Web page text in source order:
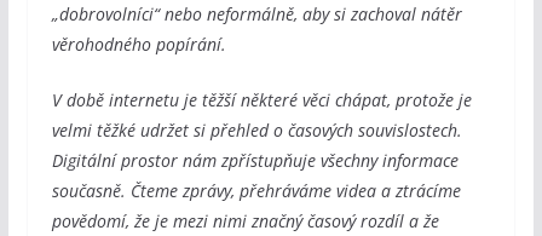
„dobrovolníci“ nebo neformálně, aby si zachoval nátěr
věrohodného popírání.
V době internetu je těžší některé věci chápat, protože je
velmi těžké udržet si přehled o časových souvislostech.
Digitální prostor nám zpřístupňuje všechny informace
současně. Čteme zprávy, přehráváme videa a ztrácíme
povědomí, že je mezi nimi značný časový rozdíl a že